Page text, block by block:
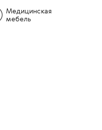
Медицинская
мебель